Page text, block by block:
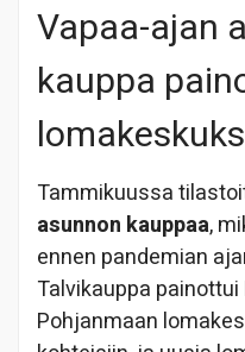
Vapaa-ajan
kauppa
Tammikuussa
asunnon kauppaa,
ennen pandemian
Talvikauppa
Pohjanmaan